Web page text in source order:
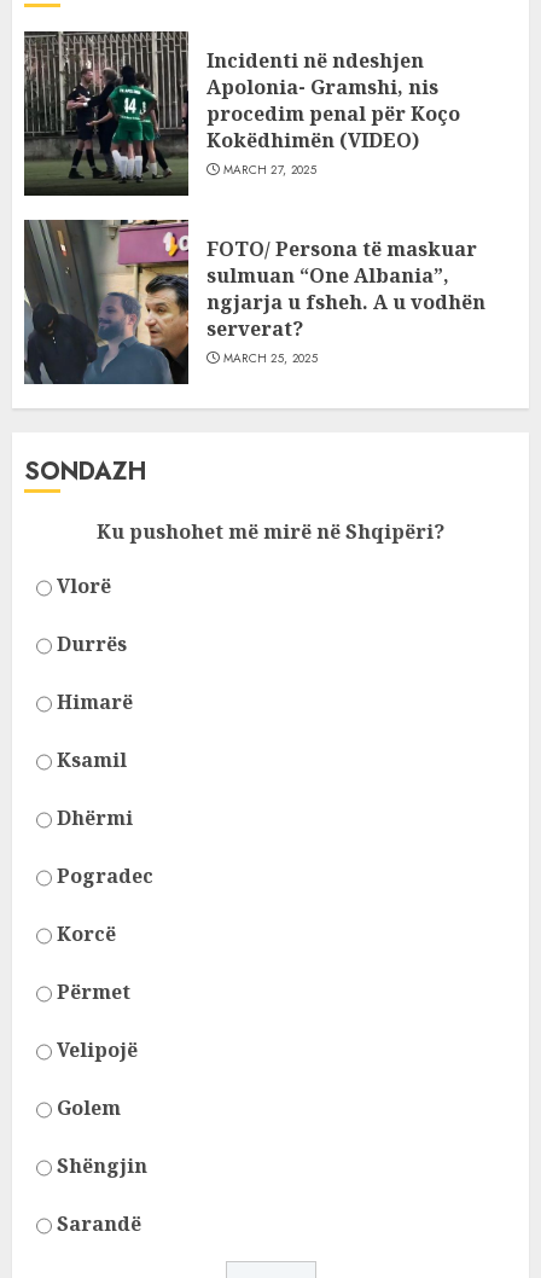
Incidenti në ndeshjen
Apolonia- Gramshi, nis
procedim penal për Koço
Kokëdhimën (VIDEO)
MARCH 27, 2025
FOTO/ Persona të maskuar
sulmuan “One Albania”,
ngjarja u fsheh. A u vodhën
serverat?
MARCH 25, 2025
SONDAZH
Ku pushohet më mirë në Shqipëri?
Vlorë
Durrës
Himarë
Ksamil
Dhërmi
Pogradec
Korcë
Përmet
Velipojë
Golem
Shëngjin
Sarandë